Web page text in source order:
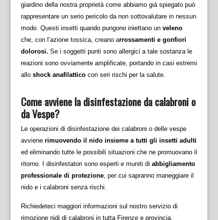
giardino della nostra proprietà come abbiamo già spiegato può
rappresentare un serio pericolo da non sottovalutare in nessun
modo. Questi insetti quando pungono iniettano un veleno
che, con l’azione tossica, creano arrossamenti e gonfiori
dolorosi. Se i soggetti punti sono allergici a tale sostanza le
reazioni sono ovviamente amplificate, portando in casi estremi
allo shock anafilatticocon seri rischi per la salute.
Come avviene la disinfestazione da calabroni o
da Vespe?
Le operazioni di disinfestazione dei calabroni o delle vespe
avviene rimuovendo il nido insieme a tutti gli insetti adulti
ed eliminando tutte le possibili situazioni che ne promuovano il
ritorno. I disinfestatori sono esperti e muniti di abbigliamento
professionale di protezione, per cui sapranno maneggiare il
nido e i calabroni senza rischi.
Richiedeteci maggiori informazioni sul nostro servizio di
rimozione nidi di calabroni in tutta Firenze e provincia.